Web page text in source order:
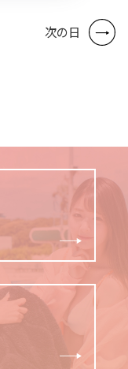
次の日